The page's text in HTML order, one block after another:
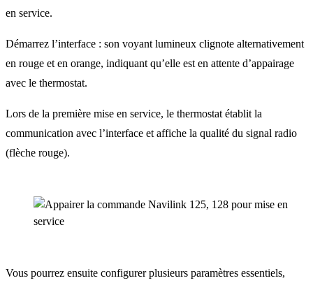
en service.
Démarrez l’interface : son voyant lumineux clignote alternativement
en rouge et en orange, indiquant qu’elle est en attente d’appairage
avec le thermostat.
Lors de la première mise en service, le thermostat établit la
communication avec l’interface et affiche la qualité du signal radio
(flèche rouge).
Vous pourrez ensuite configurer plusieurs paramètres essentiels,